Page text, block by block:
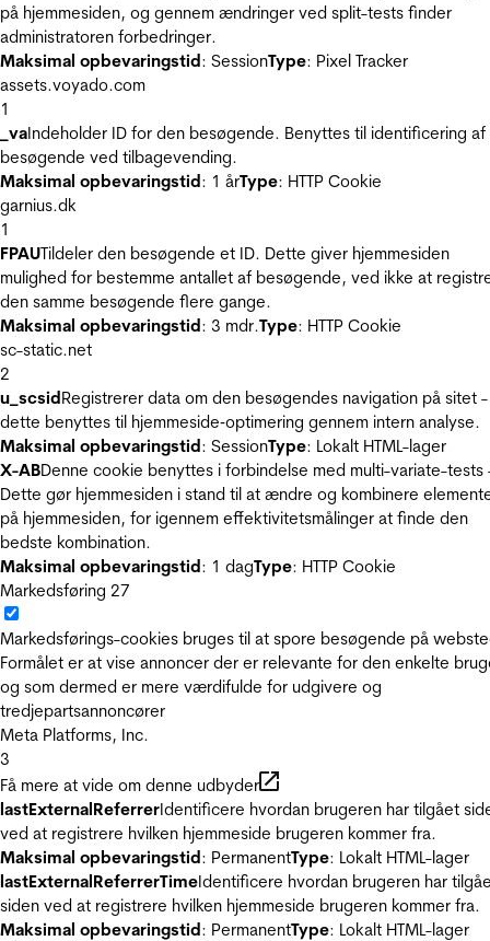
på hjemmesiden, og gennem ændringer ved split-tests finder
administratoren forbedringer.
Maksimal opbevaringstid: SessionType: Pixel Tracker
assets.voyado.com
1
_vaIndeholder ID for den besøgende. Benyttes til identificering af
besøgende ved tilbagevending.
Maksimal opbevaringstid: 1 årType: HTTP Cookie
garnius.dk
1
FPAUTildeler den besøgende et ID. Dette giver hjemmesiden
mulighed for bestemme antallet af besøgende, ved ikke at
den samme besøgende flere gange.
Maksimal opbevaringstid: 3 mdr.Type: HTTP Cookie
sc-static.net
2
u_scsidRegistrerer data om den besøgendes navigation på sitet -
dette benyttes til hjemmeside‐optimering gennem intern analyse.
Maksimal opbevaringstid: SessionType: Lokalt HTML-lager
X-ABDenne cookie benyttes i forbindelse med multi-variate-tests
Dette gør hjemmesiden i stand til at ændre og kombinere
på hjemmesiden, for igennem effektivitetsmålinger at finde den
bedste kombination.
Maksimal opbevaringstid: 1 dagType: HTTP Cookie
Markedsføring 27
Markedsførings-cookies bruges til at spore besøgende på
Formålet er at vise annoncer der er relevante for den enkelte
og som dermed er mere værdifulde for udgivere og
tredjepartsannoncører
Meta Platforms, Inc.
3
Få mere at vide om denne udbyder
lastExternalReferrerIdentificere hvordan brugeren har tilgået
ved at registrere hvilken hjemmeside brugeren kommer fra.
Maksimal opbevaringstid: PermanentType: Lokalt HTML-lager
lastExternalReferrerTimeIdentificere hvordan brugeren har
siden ved at registrere hvilken hjemmeside brugeren kommer fra.
Maksimal opbevaringstid: PermanentType: Lokalt HTML-lager